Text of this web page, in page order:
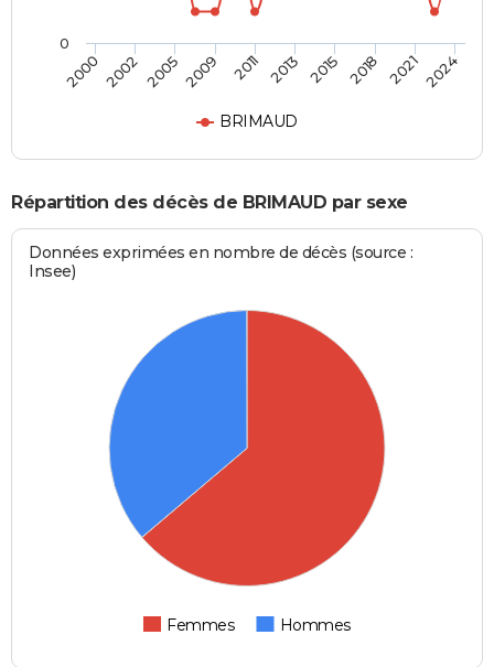
BRIMAUD
2000 2002 20052009 2011 2013 2015 2018 20212024
0
Répartition des décès de BRIMAUD par sexe
Données exprimées en nombre de décès (source :
Insee)
Femmes Hommes